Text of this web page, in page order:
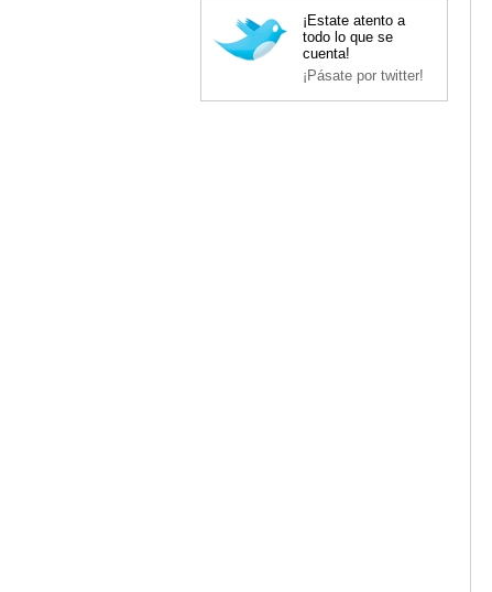
¡Estate atento a
todo lo que se
cuenta!
¡Pásate por twitter!